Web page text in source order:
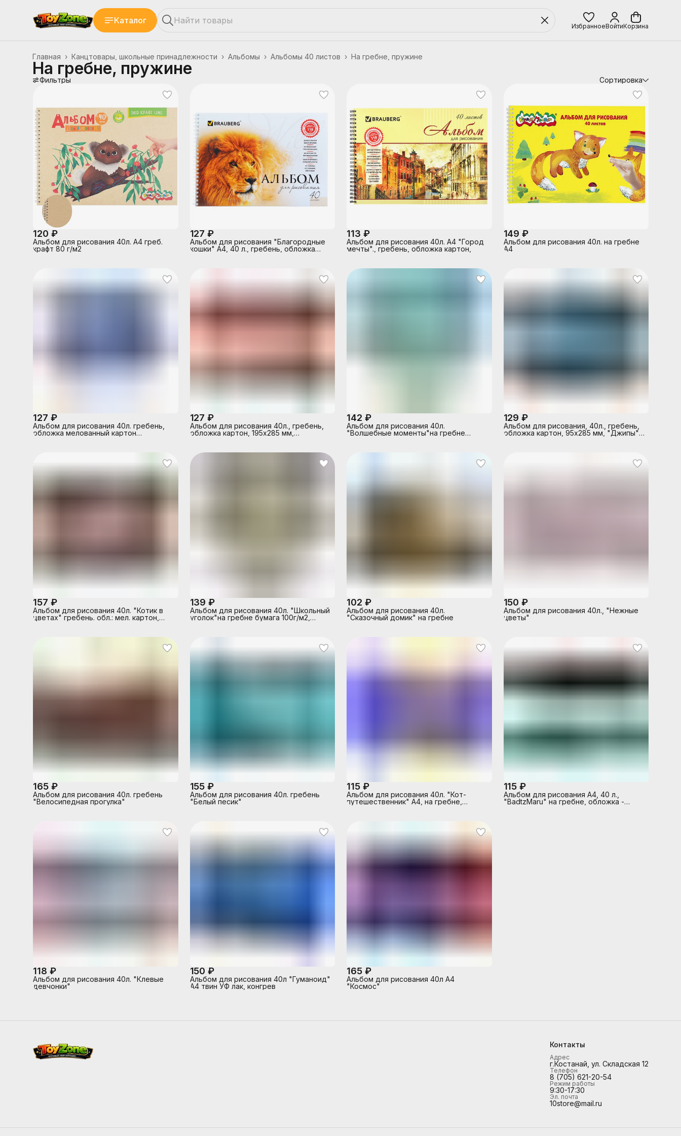
Каталог
ИзбранноеВойтиКорзина
На гребне, пружине
Альбомы 40 листов ›
Альбомы ›
Канцтовары, школьные принадлежности ›
Главная ›
На гребне, пружине
Фильтры Сортировка
120 ₽
Альбом для рисования 40л. А4 греб.
крафт 80 г/м2
127 ₽
Альбом для рисования "Благородные
кошки" А4, 40 л., гребень, обложка
113 ₽
Альбом для рисования 40л. А4 "Город
мечты"., гребень, обложка картон,
149 ₽
Альбом для рисования 40л. на гребне
А4
127 ₽
Альбом для рисования 40л. гребень,
обложка мелованный картон
127 ₽
Альбом для рисования 40л., гребень,
обложка картон, 195х285 мм,
142 ₽
Альбом для рисования 40л.
"Волшебные моменты"на гребне
129 ₽
Альбом для рисования, 40л., гребень,
обложка картон, 95х285 мм, "Джипы"
157 ₽
Альбом для рисования 40л. "Котик в
цветах" гребень. обл.: мел. картон,
139 ₽
Альбом для рисования 40л. "Школьный
уголок"на гребне бумага 100г/м2,
102 ₽
Альбом для рисования 40л.
"Сказочный домик" на гребне
150 ₽
Альбом для рисования 40л., "Нежные
цветы"
165 ₽
Альбом для рисования 40л. гребень
"Велосипедная прогулка"
155 ₽
Альбом для рисования 40л. гребень
"Белый песик"
115 ₽
Альбом для рисования 40л. "Кот-
путешественник" А4, на гребне,
115 ₽
Альбом для рисования А4, 40 л.,
"BadtzMaru" на гребне, обложка -
118 ₽
Альбом для рисования 40л. "Клевые
девчонки"
150 ₽
Альбом для рисования 40л "Гуманоид"
А4 твин УФ лак, конгрев
165 ₽
Альбом для рисования 40л А4
"Космос"
Контакты
Адрес
г.Костанай, ул. Складская 12
Телефон
8 (705) 621-20-54
Режим работы
9:30-17:30
Эл. почта
10store@mail.ru